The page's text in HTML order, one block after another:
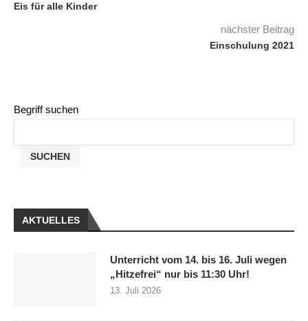
Eis für alle Kinder
nächster Beitrag
Einschulung 2021
Begriff suchen
SUCHEN
AKTUELLES
Unterricht vom 14. bis 16. Juli wegen
„Hitzefrei“ nur bis 11:30 Uhr!
13. Juli 2026